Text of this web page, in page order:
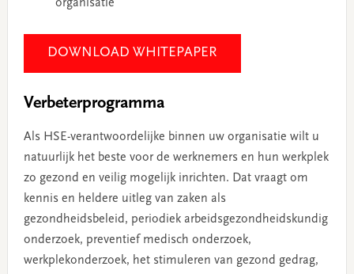
organisatie
DOWNLOAD WHITEPAPER
Verbeterprogramma
Als HSE-verantwoordelijke binnen uw organisatie wilt u
natuurlijk het beste voor de werknemers en hun werkplek
zo gezond en veilig mogelijk inrichten. Dat vraagt om
kennis en heldere uitleg van zaken als
gezondheidsbeleid, periodiek arbeidsgezondheidskundig
onderzoek, preventief medisch onderzoek,
werkplekonderzoek, het stimuleren van gezond gedrag,